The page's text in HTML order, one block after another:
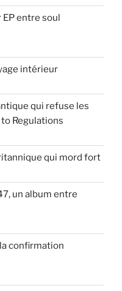
entre soul
intérieur
qui refuse les
Regulations
qui mord fort
un album entre
confirmation